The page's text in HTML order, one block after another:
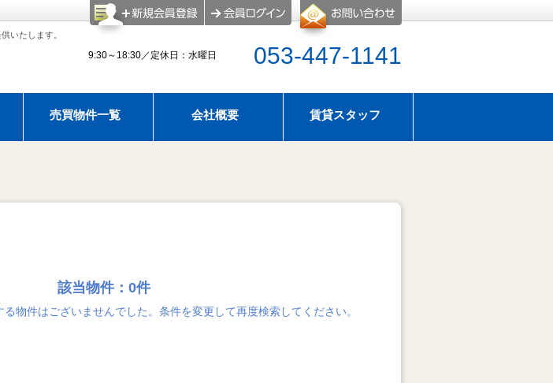
いたします。
053-447-1141
9:30～18:30／定休日：水曜日
売買物件一覧 会社概要 賃貸スタッフ
該当物件：0件
物件はございませんでした。条件を変更して再度検索してください。